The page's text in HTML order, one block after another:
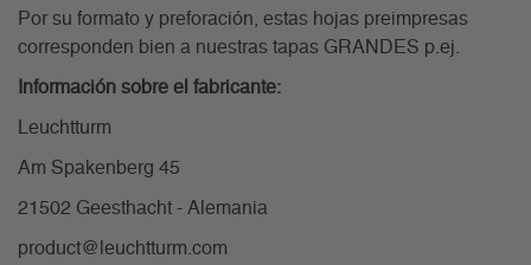
Por su formato y preforación, estas hojas preimpresas
corresponden bien a nuestras tapas GRANDES p.ej.
Información sobre el fabricante:
Leuchtturm
Am Spakenberg 45
21502 Geesthacht - Alemania
product@leuchtturm.com